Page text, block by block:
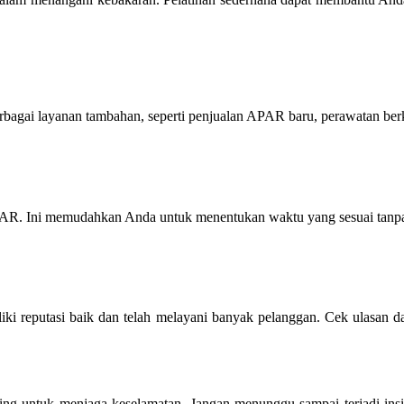
layanan tambahan, seperti penjualan APAR baru, perawatan
Ini memudahkan Anda untuk menentukan waktu yang sesuai
baik dan telah melayani banyak pelanggan. Cek ulasan